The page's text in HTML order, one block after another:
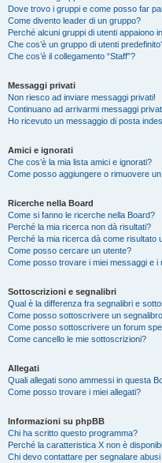
Dove trovo i gruppi e come posso far
Come divento leader di un gruppo?
Perché alcuni gruppi di utenti appaiono
Che cos’è un gruppo di utenti
Che cos’è il collegamento “Staff”?
Messaggi privati
Non riesco ad inviare messaggi privati!
Continuano ad arrivarmi messaggi
Ho ricevuto un messaggio di posta
Amici e ignorati
Che cos’è la mia lista amici e ignorati?
Come posso aggiungere o rimuovere
Ricerche nella Board
Come si fanno le ricerche nella Board?
Perché la mia ricerca non dà risultati?
Perché la mia ricerca dà come risultato
Come posso cercare un utente?
Come posso trovare i miei messaggi e i
Sottoscrizioni e segnalibri
Qual è la differenza fra segnalibri e
Come posso sottoscrivere un
Come posso sottoscrivere un forum
Come cancello le mie sottoscrizioni?
Allegati
Quali allegati sono ammessi in questa
Come posso trovare i miei allegati?
Informazioni su phpBB
Chi ha scritto questo programma?
Perché la caratteristica X non è
Chi devo contattare per segnalare